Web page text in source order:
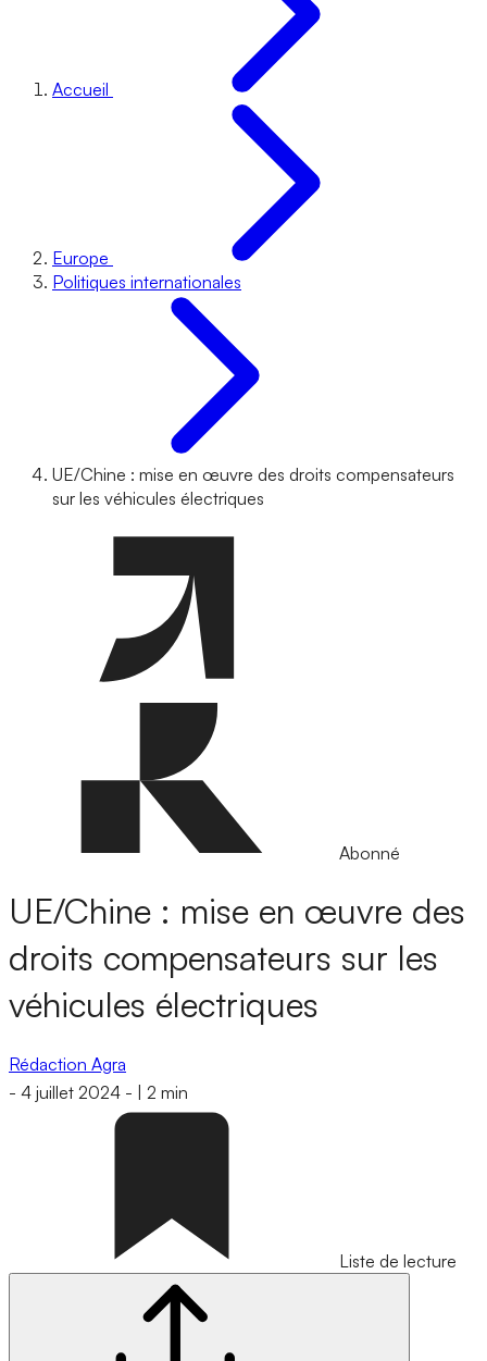
Accueil
Europe
Politiques internationales
UE/Chine : mise en œuvre des droits compensateurs
sur les véhicules électriques
Abonné
UE/Chine : mise en œuvre des
droits compensateurs sur les
véhicules électriques
Rédaction Agra
- 4 juillet 2024 - 2 min
Liste de lecture